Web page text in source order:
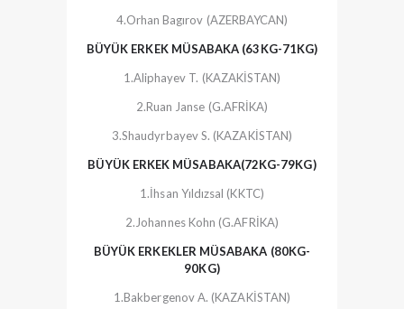
4.Orhan Bagırov (AZERBAYCAN)
BÜYÜK ERKEK MÜSABAKA (63KG-71KG)
1.Aliphayev T. (KAZAKİSTAN)
2.Ruan Janse (G.AFRİKA)
3.Shaudyrbayev S. (KAZAKİSTAN)
BÜYÜK ERKEK MÜSABAKA(72KG-79KG)
1.İhsan Yıldızsal (KKTC)
2.Johannes Kohn (G.AFRİKA)
BÜYÜK ERKEKLER MÜSABAKA (80KG-
90KG)
1.Bakbergenov A. (KAZAKİSTAN)